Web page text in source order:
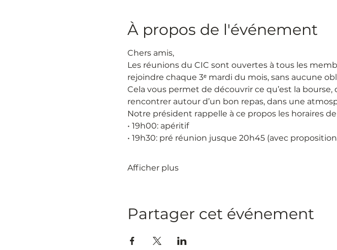
À propos de l'événement
Chers amis,
Les réunions du CIC sont ouvertes à tous les
rejoindre chaque 3ᵉ mardi du mois, sans aucune
Cela vous permet de découvrir ce qu’est la
rencontrer autour d’un bon repas, dans une
Notre président rappelle à ce propos les horaires
• 19h00:​ apéritif
• 19h30:​ pré réunion jusque 20h45 (avec
Afficher plus
Partager cet événement